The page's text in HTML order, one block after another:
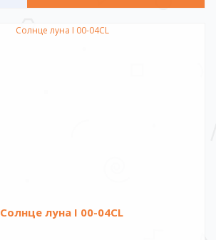
Солнце луна I 00-04CL